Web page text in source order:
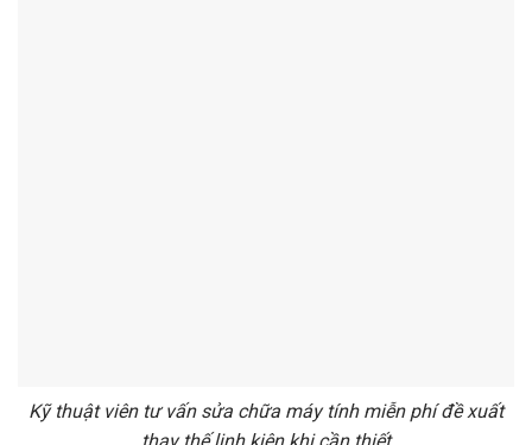
Kỹ thuật viên tư vấn sửa chữa máy tính miễn phí đề xuất